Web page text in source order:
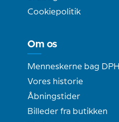
Cookiepolitik
Om os
Menneskerne bag DPH
Vores historie
Åbningstider
Billeder fra butikken